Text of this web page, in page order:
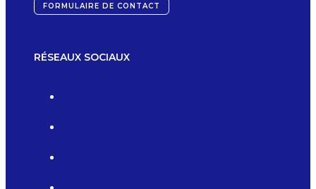
FORMULAIRE DE CONTACT
RÉSEAUX SOCIAUX